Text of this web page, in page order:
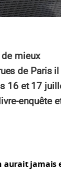
mieux
de Paris il
16 et 17
enquête
aurait jamais